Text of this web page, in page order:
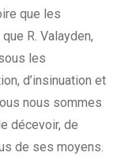
que les
R. Valayden,
les
d’insinuation et
nous sommes
décevoir, de
de ses moyens.